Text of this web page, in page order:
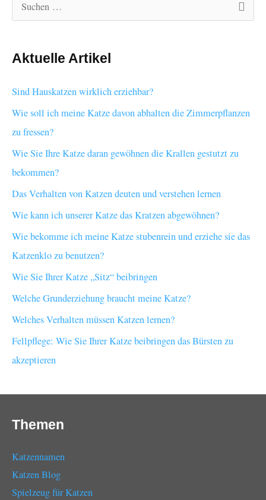
u
h
n
n
a
c
h
:
Aktuelle Artikel
Sind Hauskatzen wirklich erziehbar?
Wie soll ich meine Katze davon abhalten die Zimmerpflanzen
zu fressen?
Wie Sie Ihre Katze daran gewöhnen die Krallen gestutzt zu
bekommen?
Das Verhalten von Katzen deuten und verstehen lernen
Wie kann ich unserer Katze das Kratzen abgewöhnen?
Wie bekomme ich meine Katze stubenrein und erziehe sie das
Katzenklo zu benutzen?
Wie Sie Ihrer Katze „Sitz“ beibringen
Welche Grunderziehung braucht meine Katze?
Welches Verhalten müssen Katzen lernen?
Fellpflege: Wie Sie Ihrer Katze beibringen das Bürsten zu
akzeptieren
Themen
Katzennamen
Katzen Blog
Spielzeug für Katzen